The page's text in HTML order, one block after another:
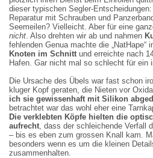
dieser typischen Segler-
Reparatur mit Schrauben und
Seemeilen? Vielleicht. Aber für eine
nicht. Also drehten wir ab und nahmen
fehlenden Genua machte die „NatHape“
Knoten im Schnitt und erreichte nach
Hafen. Gar nicht mal so schlecht für ein
Die Ursache des Übels war fast schon
kluger Kopf geraten, die Nieten vor
ich sie gewissenhaft mit Silikon
betrachtet war das wohl eher eine
Die verklebten Köpfe hielten die
aufrecht, dass der schleichende Verfall
– bis es eben zum grossen Knall kam.
besonders wenn es um die kleinen
zusammenhalten.